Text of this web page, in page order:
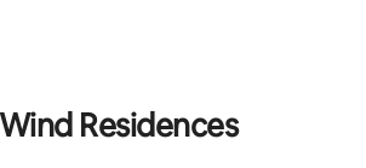
Residences